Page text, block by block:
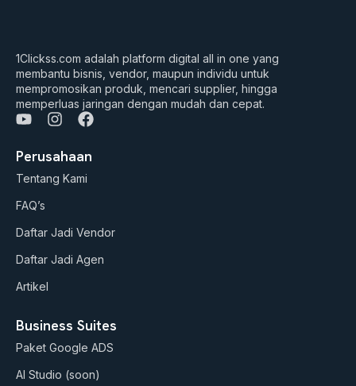
1Clickss.com adalah platform digital all in one yang
membantu bisnis, vendor, maupun individu untuk
mempromosikan produk, mencari supplier, hingga
memperluas jaringan dengan mudah dan cepat.
Y
u
t
u
b
e
I
s
t
a
a
F
c
e
b
k
Perusahaan
Tentang Kami
FAQ’s
Daftar Jadi Vendor
Daftar Jadi Agen
Artikel
Business Suites
Paket Google ADS
AI Studio (soon)